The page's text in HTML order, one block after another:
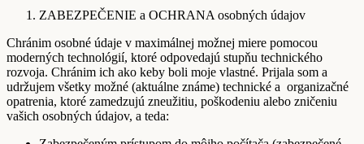
ZABEZPEČENIE a OCHRANA osobných údajov
Chránim osobné údaje v maximálnej možnej miere pomocou
moderných technológií, ktoré odpovedajú stupňu technického
rozvoja. Chránim ich ako keby boli moje vlastné. Prijala som a
udržujem všetky možné (aktuálne známe) technické a organizačné
opatrenia, ktoré zamedzujú zneužitiu, poškodeniu alebo zničeniu
vašich osobných údajov, a teda: